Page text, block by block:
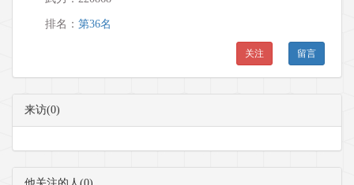
排名： 第36名
留言
关注
来访(0)